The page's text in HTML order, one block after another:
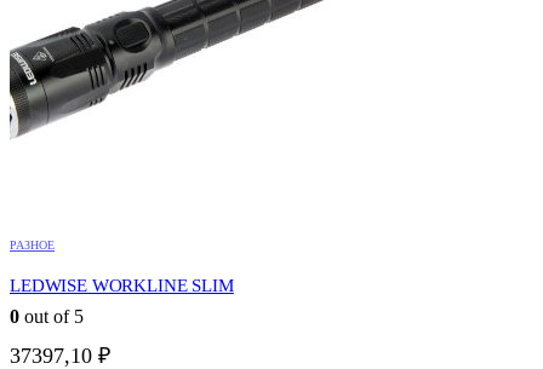
РАЗНОЕ
LEDWISE WORKLINE SLIM
0 out of 5
37397,10 ₽